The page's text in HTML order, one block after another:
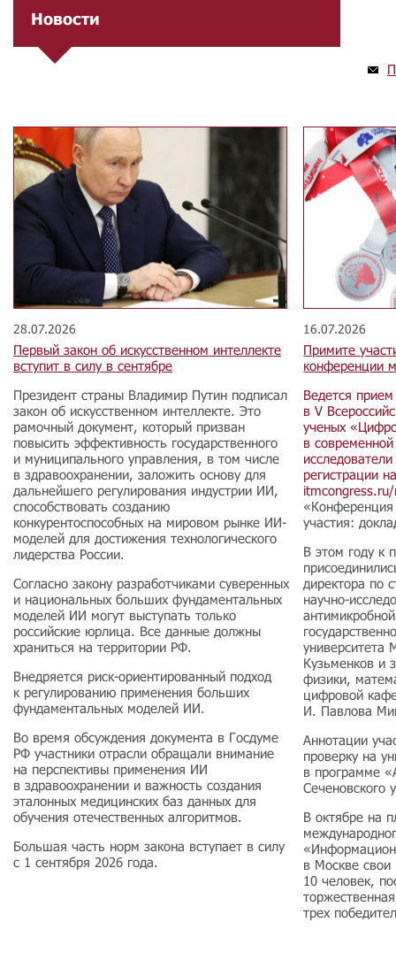
Новости
28.07.2026
Первый закон об искусственном интеллекте
вступит в силу в сентябре
Президент страны Владимир Путин подписал
закон об искусственном интеллекте. Это
рамочный документ, который призван
повысить эффективность государственного
и муниципального управления, в том числе
в здравоохранении, заложить основу для
дальнейшего регулирования индустрии ИИ,
способствовать созданию
конкурентоспособных на мировом рынке ИИ-
моделей для достижения технологического
лидерства России.
Согласно закону разработчиками суверенных
и национальных больших фундаментальных
моделей ИИ могут выступать только
российские юрлица. Все данные должны
храниться на территории РФ.
Внедряется риск-ориентированный подход
к регулированию применения больших
фундаментальных моделей ИИ.
Во время обсуждения документа в Госдуме
РФ участники отрасли обращали внимание
на перспективы применения ИИ
в здравоохранении и важность создания
эталонных медицинских баз данных для
обучения отечественных алгоритмов.
Большая часть норм закона вступает в силу
с 1 сентября 2026 года.
16.07.2026
Примите
конференции
Ведется
в V
ученых
в
регистрации
участия:
В этом году к
директора по
научно-
университета
Кузьменков и
физики,
цифровой
И. Павлова
Аннотации
проверку на
в программе
Сеченовского
В октябре на
в Москве свои
10 человек,
трех